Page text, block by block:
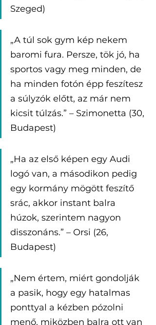
Szeged)
„A túl sok gym kép nekem
baromi fura. Persze, tök jó, ha
sportos vagy meg minden, de
ha minden fotón épp feszítesz
a súlyzók előtt, az már nem
kicsit túlzás.” – Szimonetta (30,
Budapest)
„Ha az első képen egy Audi
logó van, a másodikon pedig
egy kormány mögött feszítő
srác, akkor instant balra
húzok, szerintem nagyon
disszonáns.” – Orsi (26,
Budapest)
„Nem értem, miért gondolják
a pasik, hogy egy hatalmas
ponttyal a kézben pózolni
menő, miközben balra ott van